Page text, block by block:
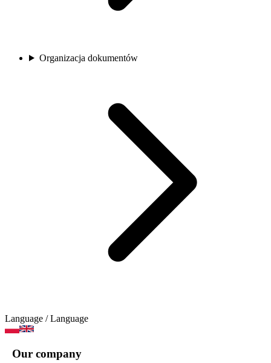
Organizacja dokumentów
Language / Language
Our company